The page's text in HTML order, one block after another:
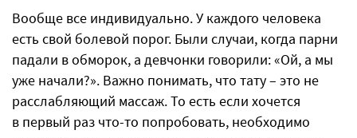
Вообще все индивидуально. У каждого человека
есть свой болевой порог. Были случаи, когда парни
падали в обморок, а девчонки говорили: «Ой, а мы
уже начали?». Важно понимать, что тату – это не
расслабляющий массаж. То есть если хочется
в первый раз что-то попробовать, необходимо